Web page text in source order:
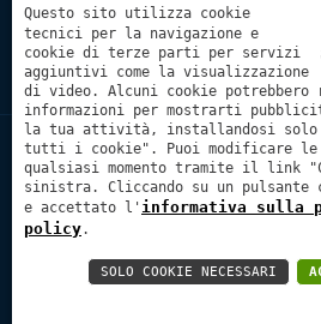
G.D.P.R. 2016/679
Automah Automation Control
P.IVA: 03774860237 | Codice
364384 | Cap. Soc.: € 20.000,00 |
Cookie
Questo sito utilizza cookie
tecnici per la navigazione e
cookie di terze parti per servizi
aggiuntivi come la visualizzazione
di video. Alcuni cookie potrebbero
informazioni per mostrarti
la tua attività, installandosi solo
tutti i cookie". Puoi modificare le
qualsiasi momento tramite il link
sinistra. Cliccando su un
e accettato l' informativa sulla
policy.
SOLO COOKIE NECESSARI